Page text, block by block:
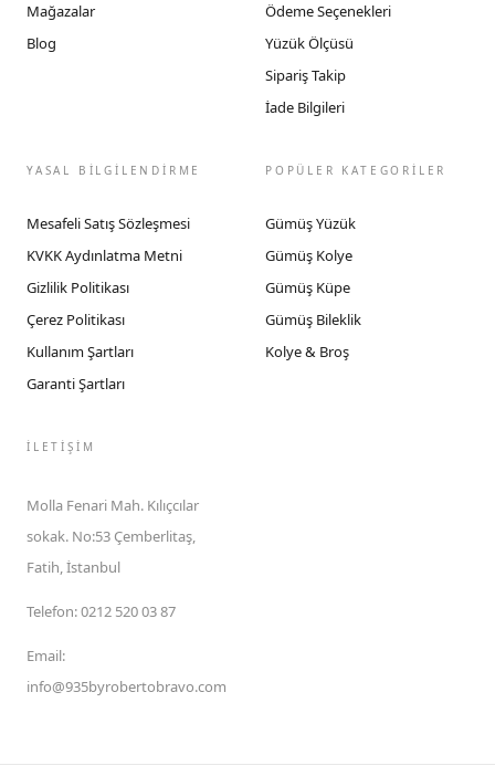
Mağazalar
Blog
Ödeme Seçenekleri
Yüzük Ölçüsü
Sipariş Takip
İade Bilgileri
YASAL BİLGİLENDİRME
Mesafeli Satış Sözleşmesi
KVKK Aydınlatma Metni
Gizlilik Politikası
Çerez Politikası
Kullanım Şartları
Garanti Şartları
POPÜLER KATEGORİLER
Gümüş Yüzük
Gümüş Kolye
Gümüş Küpe
Gümüş Bileklik
Kolye & Broş
İLETIŞIM
Molla Fenari Mah. Kılıçcılar
sokak. No:53 Çemberlitaş,
Fatih, İstanbul
Telefon:0212 520 03 87
Email:
info@935byrobertobravo.com